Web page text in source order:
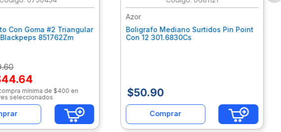
Con Goma #2 Triangular
851762Zm
mínima de $400 en
seleccionados
Azor
Boligrafo Mediano Surtidos Pin Point
Con 12 301.6830Cs
$50.90
Comprar